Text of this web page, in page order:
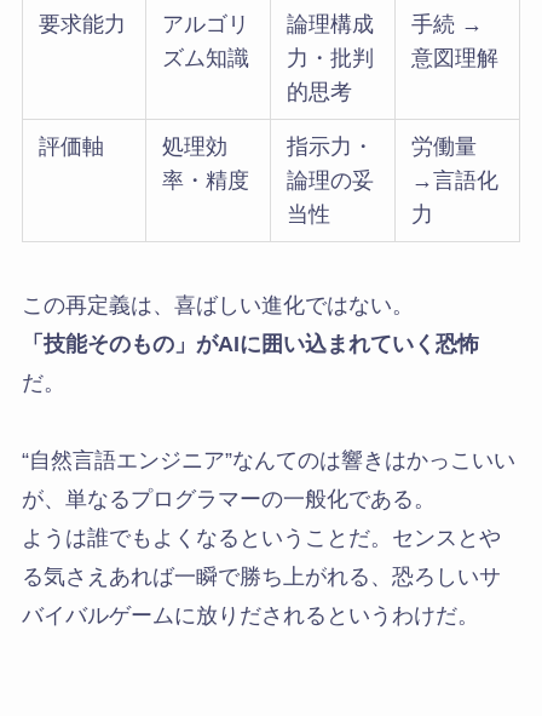
要求能力
アルゴリ
ズム知識
論理構成
力・批判
的思考
手続 →
意図理解
評価軸
処理効
率・精度
指示力・
論理の妥
当性
労働量
→言語化
力
この再定義は、喜ばしい進化ではない。
「技能そのもの」がAIに囲い込まれていく恐怖
だ。
“自然言語エンジニア”なんてのは響きはかっこいい
が、単なるプログラマーの一般化である。
ようは誰でもよくなるということだ。センスとや
る気さえあれば一瞬で勝ち上がれる、恐ろしいサ
バイバルゲームに放りだされるというわけだ。